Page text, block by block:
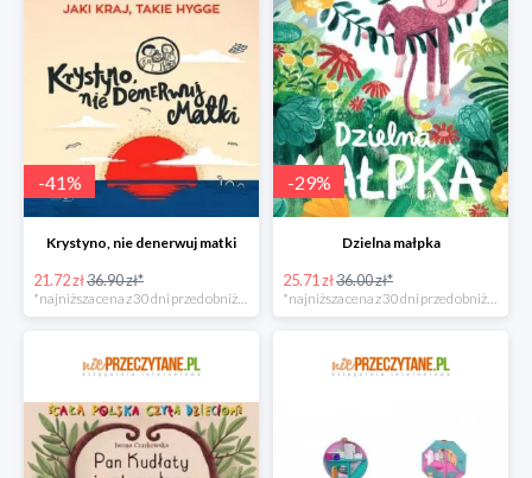
-41%
Krystyno, nie denerwuj matki
21.72 zł36.90 zł*
*najniższa cena z 30 dni przed obniżką
-29%
Dzielna małpka
25.71 zł36.00 zł*
*najniższa cena z 30 dni przed obniżką